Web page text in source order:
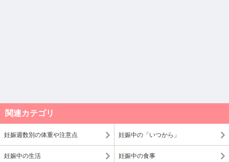
関連カテゴリ
妊娠週数別の体重や注意点 妊娠中の「いつから」
妊娠中の生活 妊娠中の食事